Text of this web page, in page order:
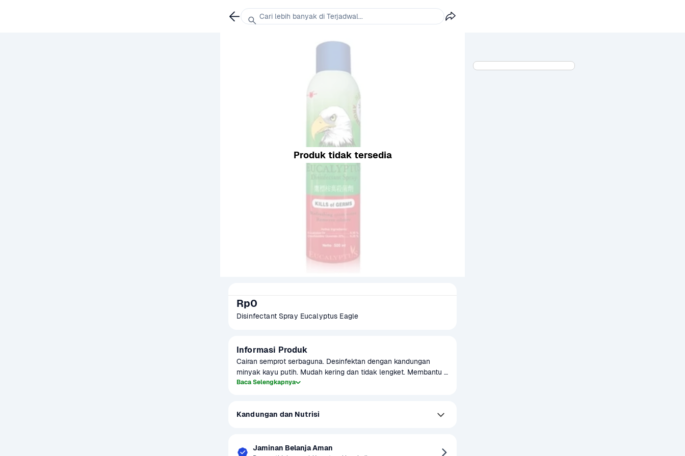
Produk tidak tersedia
Rp0
Disinfectant Spray Eucalyptus Eagle
Informasi Produk
Cairan semprot serbaguna. Desinfektan dengan kandungan
minyak kayu putih. Mudah kering dan tidak lengket. Membantu
membunuh kuman dan bakteri penyebab penyakit serta
Baca Selengkapnya
Kandungan dan Nutrisi
Jaminan Belanja Aman
Cari lebih banyak di Terjadwal...